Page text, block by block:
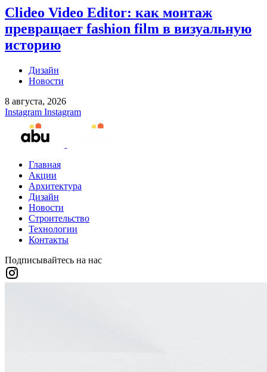
Clideo Video Editor: как монтаж
превращает fashion film в визуальную
историю
Дизайн
Новости
8 августа, 2026
Instagram Instagram
Главная
Акции
Архитектура
Дизайн
Новости
Строительство
Технологии
Контакты
Подписывайтесь на нас